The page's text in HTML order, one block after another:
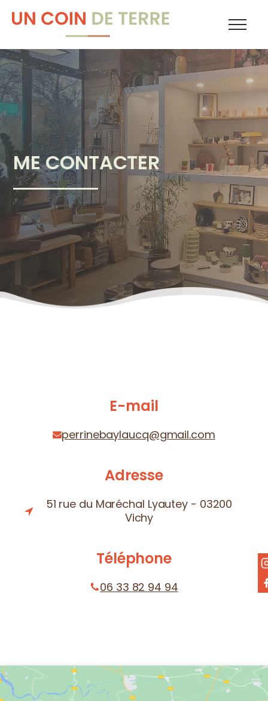
ME CONTACTER
E-mail
perrinebaylaucq@gmail.com
Adresse
51 rue du Maréchal Lyautey - 03200
Vichy
Téléphone
06 33 82 94 94